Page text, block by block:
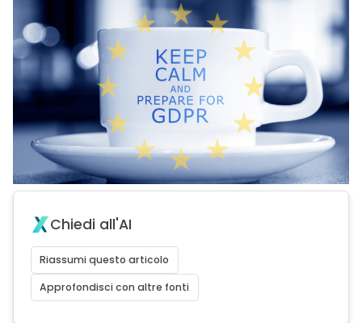
Chiedi all'AI
Riassumi questo articolo
Approfondisci con altre fonti